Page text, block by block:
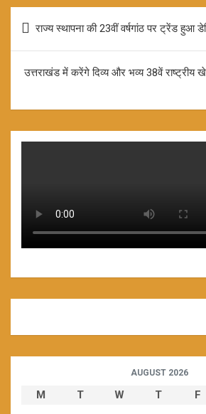
o
o
k
A
p
p
e
Post
राज्य स्थापना की 23वीं वर्षगांठ पर ट्रेंड हुआ
उत्तराखंड में करेंगे दिव्य और भव्य 38वें राष्ट्रीय
AUGUST 2026
M T W T F